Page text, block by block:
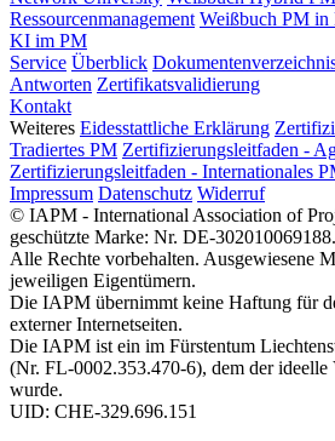
Ressourcenmanagement Weißbuch PM in
KI im PM
Service Überblick
Antworten Zertifikatsvalidierung
Kontakt
Weiteres Eidesstattliche Erklärung
Tradiertes PM Zertifizierungsleitfaden -
Zertifizierungsleitfaden - Internationales
Impressum Datenschutz Widerruf
© IAPM - International Association of
geschützte Marke: Nr. DE-
Alle Rechte vorbehalten. Ausgewiesene
jeweiligen Eigentümern.
Die IAPM übernimmt keine Haftung für
externer Internetseiten.
Die IAPM ist ein im Fürstentum
(Nr. FL-0002.353.470-6), dem der ideelle
wurde.
UID: CHE-329.696.151